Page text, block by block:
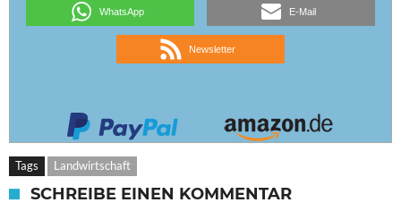
WhatsApp E-Mail
Newsletter
Tags Landwirtschaft
SCHREIBE EINEN KOMMENTAR